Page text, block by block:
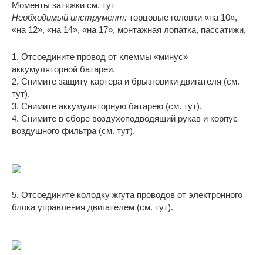
Моменты затяжки см. тут
Необходимый инструмент: торцовые головки «на 10»,
«на 12», «на 14», «на 17», монтажная лопатка, пассатижи,
1. Отсоедините провод от клеммы «минус»
аккумуляторной батареи.
2, Снимите защиту картера и брызговики двигателя (см.
тут).
3. Снимите аккумуляторную батарею (см. тут).
4. Снимите в сборе воздухоподводящий рукав и корпус
воздушного фильтра (см. тут).
5. Отсоедините колодку жгута проводов от электронного
блока управления двигателем (см. тут).